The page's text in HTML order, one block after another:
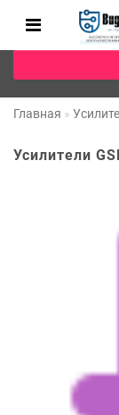
Главная
Усилители